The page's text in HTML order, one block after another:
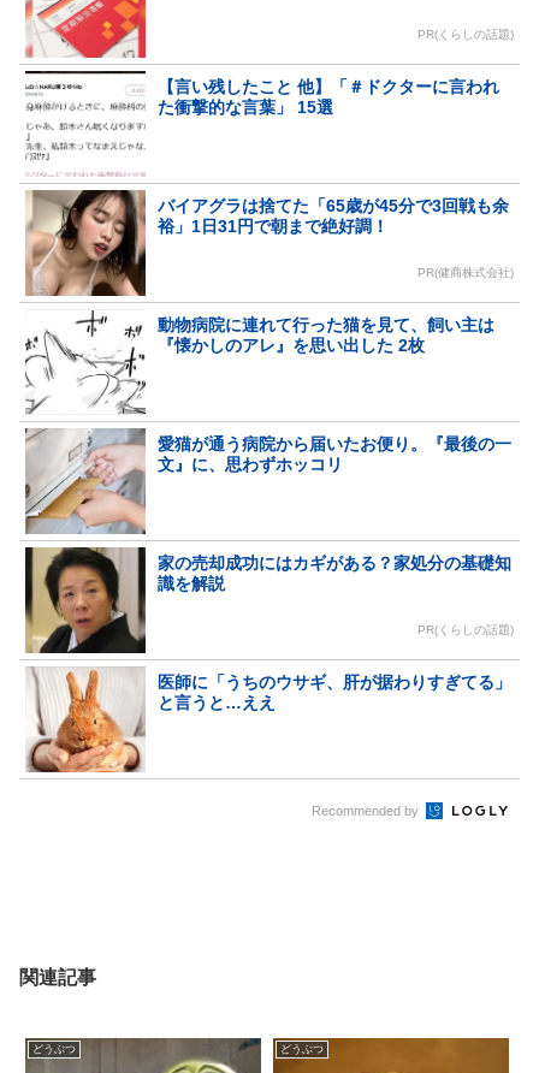
PR(くらしの話題)
【言い残したこと 他】「＃ドクターに言われ
た衝撃的な言葉」 15選
バイアグラは捨てた「65歳が45分で3回戦も余
裕」1日31円で朝まで絶好調！
PR(健商株式会社)
動物病院に連れて行った猫を見て、飼い主は
『懐かしのアレ』を思い出した 2枚
愛猫が通う病院から届いたお便り。『最後の一
文』に、思わずホッコリ
家の売却成功にはカギがある？家処分の基礎知
識を解説
PR(くらしの話題)
医師に「うちのウサギ、肝が据わりすぎてる」
と言うと…ええ
Recommended by
関連記事
どうぶつ どうぶつ